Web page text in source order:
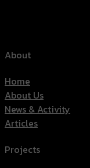
About
Home
About Us
News & Activity
Articles
Projects